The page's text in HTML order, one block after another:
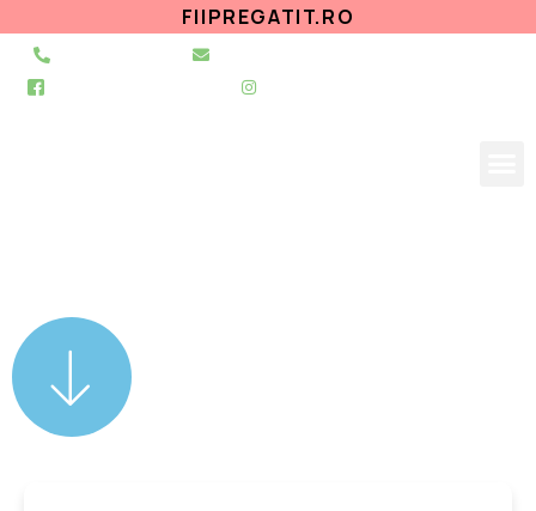
FIIPREGATIT.RO